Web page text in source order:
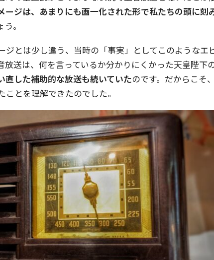
ージは、あまりにも画一化された形で私たちの頭に刻
。
ジとは少し違う、当時の「事実」としてこのようなエ
放送は、何を言っているか分かりにくかった天皇陛下
直した補助的な放送も続いていたのです。だからこそ
とを理解できたのでした。